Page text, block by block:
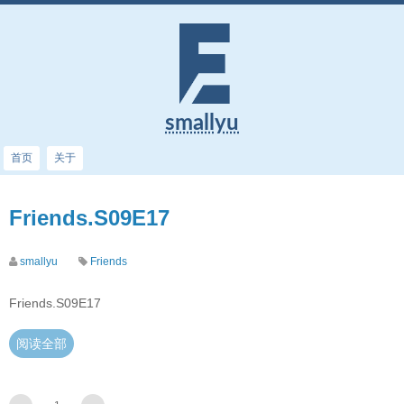
smallyu
首页 关于
Friends.S09E17
smallyu Friends
Friends.S09E17
阅读全部